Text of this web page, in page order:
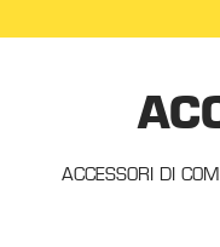
ACCESSORI DI